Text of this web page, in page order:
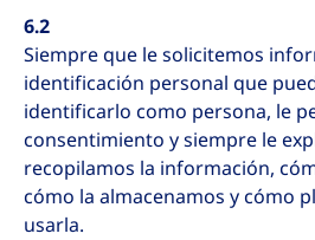
6.2
Siempre que le solicitemos
identificación personal que
identificarlo como persona, le
consentimiento y siempre le
recopilamos la información,
cómo la almacenamos y cómo
usarla.